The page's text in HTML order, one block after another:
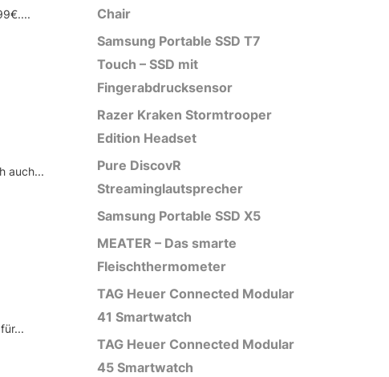
auch...
Chair
Samsung Portable SSD T7
Touch – SSD mit
Fingerabdrucksensor
Razer Kraken Stormtrooper
Edition Headset
Pure DiscovR
Streaminglautsprecher
Samsung Portable SSD X5
MEATER – Das smarte
Fleischthermometer
TAG Heuer Connected Modular
41 Smartwatch
TAG Heuer Connected Modular
45 Smartwatch